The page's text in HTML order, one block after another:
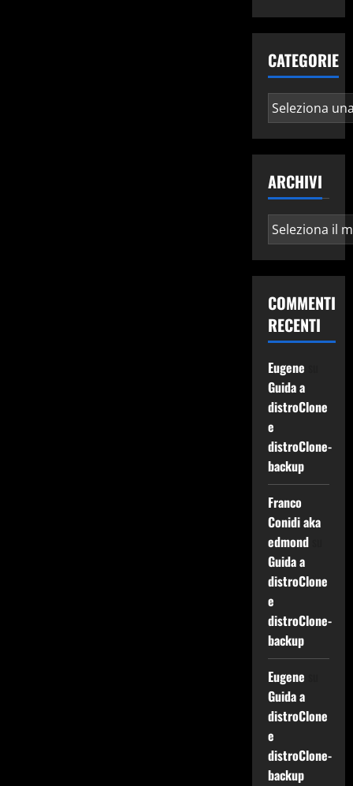
CATEGORIE
Categorie
ARCHIVI
Archivi
COMMENTI
RECENTI
Eugene
Guida a
distroClone
e
distroClone-
backup
Franco
Conidi aka
edmondsu
Guida a
distroClone
e
distroClone-
backup
Eugene
Guida a
distroClone
e
distroClone-
backup